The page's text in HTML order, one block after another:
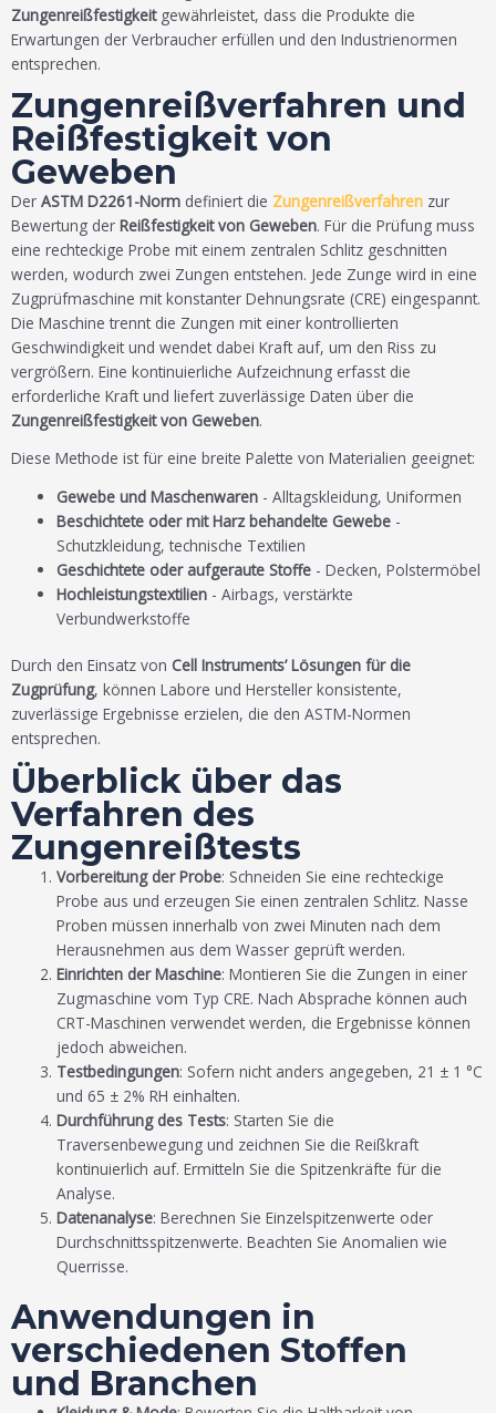
Zungenreißfestigkeitgewährleistet, dass die Produkte die
Erwartungen der Verbraucher erfüllen und den Industrienormen
entsprechen.
Zungenreißverfahren und
Reißfestigkeit von
Geweben
Der ASTM D2261-Norm definiert die Zungenreißverfahren zur
Bewertung der Reißfestigkeit von Geweben. Für die Prüfung muss
eine rechteckige Probe mit einem zentralen Schlitz geschnitten
werden, wodurch zwei Zungen entstehen. Jede Zunge wird in eine
Zugprüfmaschine mit konstanter Dehnungsrate (CRE) eingespannt.
Die Maschine trennt die Zungen mit einer kontrollierten
Geschwindigkeit und wendet dabei Kraft auf, um den Riss zu
vergrößern. Eine kontinuierliche Aufzeichnung erfasst die
erforderliche Kraft und liefert zuverlässige Daten über die
Zungenreißfestigkeit von Geweben.
Diese Methode ist für eine breite Palette von Materialien geeignet:
Gewebe und Maschenwaren - Alltagskleidung, Uniformen
Beschichtete oder mit Harz behandelte Gewebe -
Schutzkleidung, technische Textilien
Geschichtete oder aufgeraute Stoffe - Decken, Polstermöbel
Hochleistungstextilien - Airbags, verstärkte
Verbundwerkstoffe
Durch den Einsatz von Cell Instruments’ Lösungen für die
Zugprüfung, können Labore und Hersteller konsistente,
zuverlässige Ergebnisse erzielen, die den ASTM-Normen
entsprechen.
Überblick über das
Verfahren des
Zungenreißtests
Vorbereitung der Probe: Schneiden Sie eine rechteckige
Probe aus und erzeugen Sie einen zentralen Schlitz. Nasse
Proben müssen innerhalb von zwei Minuten nach dem
Herausnehmen aus dem Wasser geprüft werden.
Einrichten der Maschine: Montieren Sie die Zungen in einer
Zugmaschine vom Typ CRE. Nach Absprache können auch
CRT-Maschinen verwendet werden, die Ergebnisse können
jedoch abweichen.
Testbedingungen: Sofern nicht anders angegeben, 21 ± 1 °C
und 65 ± 2% RH einhalten.
Durchführung des Tests: Starten Sie die
Traversenbewegung und zeichnen Sie die Reißkraft
kontinuierlich auf. Ermitteln Sie die Spitzenkräfte für die
Analyse.
Datenanalyse: Berechnen Sie Einzelspitzenwerte oder
Durchschnittsspitzenwerte. Beachten Sie Anomalien wie
Querrisse.
Anwendungen in
verschiedenen Stoffen
und Branchen